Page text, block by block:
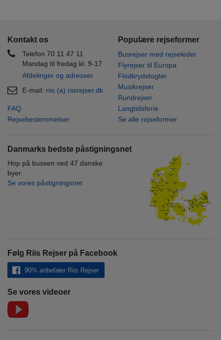
Kontakt os
Telefon 70 11 47 11
Mandag til fredag kl. 9-17
Afdelinger og adresser
E-mail: riis (a) riisrejser.dk
FAQ
Rejsebestemmelser
Populære rejseformer
Busrejser med rejseleder
Flyrejser til Europa
Flodkrydstogter
Musikrejser
Rundrejser
Langtidsferie
Se alle rejseformer
Danmarks bedste påstigningsnet
Hop på bussen ved 47 danske
byer.
Se vores påstigningsnet
Følg Riis Rejser på Facebook
90% anbefaler Riis Rejser
Se vores videoer